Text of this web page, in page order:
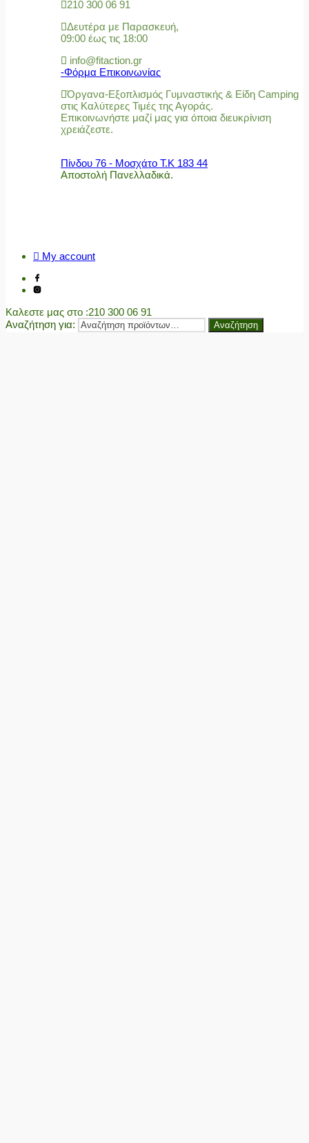
210 300 06 91
Δευτέρα με Παρασκευή,
09:00 έως τις 18:00
info@fitaction.gr
-Φόρμα Επικοινωνίας
Όργανα-Εξοπλισμός Γυμναστικής & Είδη Camping
στις Καλύτερες Τιμές της Αγοράς.
Επικοινωνήστε μαζί μας για όποια διευκρίνιση
χρειάζεστε.
Πίνδου 76 - Μοσχάτο Τ.Κ 183 44
Αποστολή Πανελλαδικά.
My account
Καλεστε μας στο :210 300 06 91
Αναζήτηση για:
Αναζήτηση